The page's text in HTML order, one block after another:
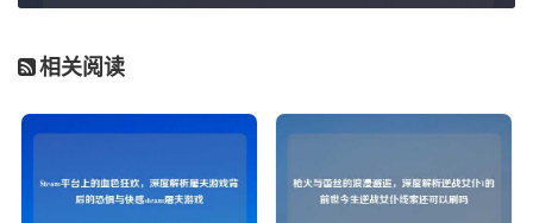
相关阅读